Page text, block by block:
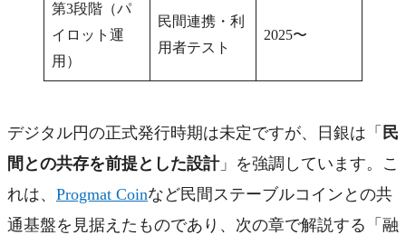
第3段階（パ
イロット運
用）
民間連携・利
用者テスト
2025〜
デジタル円の正式発行時期は未定ですが、日銀は「 民
間との共存を前提とした設計」を強調しています。こ
れは、 Progmat Coinなど民間ステーブルコインとの共
通基盤を見据えたものであり、次の章で解説する「融